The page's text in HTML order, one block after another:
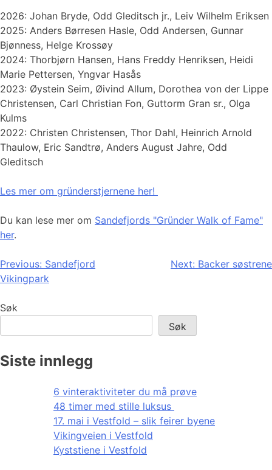
2026: Johan Bryde, Odd Gleditsch jr., Leiv Wilhelm Eriksen
2025: Anders Børresen Hasle, Odd Andersen, Gunnar
Bjønness, Helge Krossøy
2024: Thorbjørn Hansen, Hans Freddy Henriksen, Heidi
Marie Pettersen, Yngvar Hasås
2023: Øystein Seim, Øivind Allum, Dorothea von der Lippe
Christensen, Carl Christian Fon, Guttorm Gran sr., Olga
Kulms
2022: Christen Christensen, Thor Dahl, Heinrich Arnold
Thaulow, Eric Sandtrø, Anders August Jahre, Odd
Gleditsch
Les mer om gründerstjernene her!
Du kan lese mer om Sandefjords "Gründer Walk of Fame"
her.
Innleggsnavigasjon
Previous: Sandefjord
Vikingpark
Next: Backer søstrene
Søk
Søk
Siste innlegg
6 vinteraktiviteter du må prøve
48 timer med stille luksus
17. mai i Vestfold – slik feirer byene
Vikingveien i Vestfold
Kyststiene i Vestfold